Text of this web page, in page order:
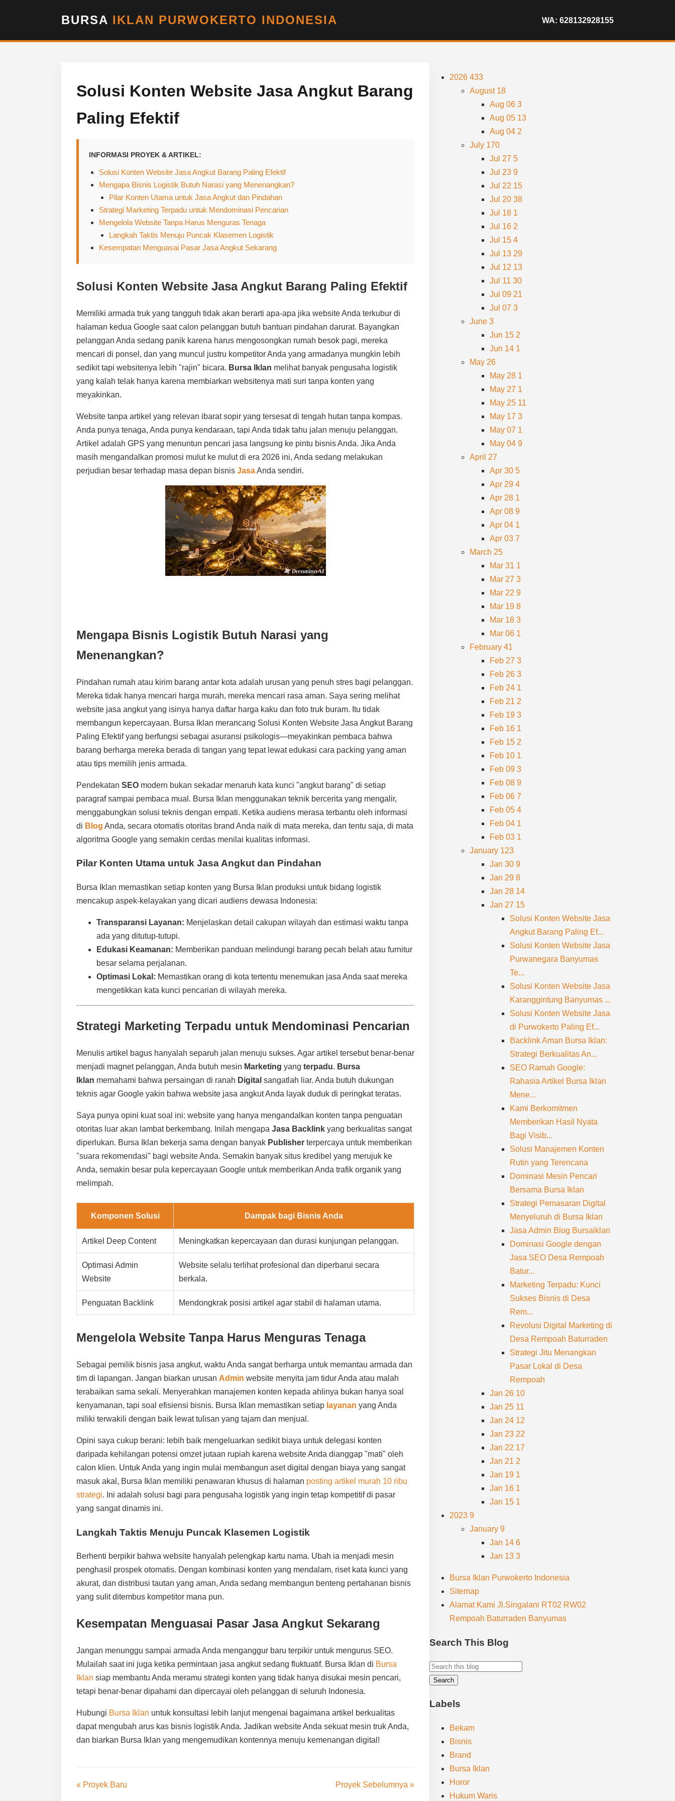
BURSA IKLAN PURWOKERTO INDONESIA WA: 628132928155
Solusi Konten Website Jasa Angkut Barang
Paling Efektif
INFORMASI PROYEK & ARTIKEL:
Solusi Konten Website Jasa Angkut Barang Paling Efektif
Mengapa Bisnis Logistik Butuh Narasi yang Menenangkan?
Pilar Konten Utama untuk Jasa Angkut dan Pindahan
Strategi Marketing Terpadu untuk Mendominasi Pencarian
Mengelola Website Tanpa Harus Menguras Tenaga
Langkah Taktis Menuju Puncak Klasemen Logistik
Kesempatan Menguasai Pasar Jasa Angkut Sekarang
Solusi Konten Website Jasa Angkut Barang Paling Efektif
Memiliki armada truk yang tangguh tidak akan berarti apa-apa jika website Anda terkubur di
halaman kedua Google saat calon pelanggan butuh bantuan pindahan darurat. Bayangkan
pelanggan Anda sedang panik karena harus mengosongkan rumah besok pagi, mereka
mencari di ponsel, dan yang muncul justru kompetitor Anda yang armadanya mungkin lebih
sedikit tapi websitenya lebih "rajin" bicara. Bursa Iklan melihat banyak pengusaha logistik
yang kalah telak hanya karena membiarkan websitenya mati suri tanpa konten yang
meyakinkan.
Website tanpa artikel yang relevan ibarat sopir yang tersesat di tengah hutan tanpa kompas.
Anda punya tenaga, Anda punya kendaraan, tapi Anda tidak tahu jalan menuju pelanggan.
Artikel adalah GPS yang menuntun pencari jasa langsung ke pintu bisnis Anda. Jika Anda
masih mengandalkan promosi mulut ke mulut di era 2026 ini, Anda sedang melakukan
perjudian besar terhadap masa depan bisnis JasaAnda sendiri.
Mengapa Bisnis Logistik Butuh Narasi yang
Menenangkan?
Pindahan rumah atau kirim barang antar kota adalah urusan yang penuh stres bagi pelanggan.
Mereka tidak hanya mencari harga murah, mereka mencari rasa aman. Saya sering melihat
website jasa angkut yang isinya hanya daftar harga kaku dan foto truk buram. Itu tidak
membangun kepercayaan. Bursa Iklan merancang Solusi Konten Website Jasa Angkut Barang
Paling Efektif yang berfungsi sebagai asuransi psikologis—meyakinkan pembaca bahwa
barang berharga mereka berada di tangan yang tepat lewat edukasi cara packing yang aman
atau tips memilih jenis armada.
Pendekatan SEO modern bukan sekadar menaruh kata kunci "angkut barang" di setiap
paragraf sampai pembaca mual. Bursa Iklan menggunakan teknik bercerita yang mengalir,
menggabungkan solusi teknis dengan empati. Ketika audiens merasa terbantu oleh informasi
di Blog Anda, secara otomatis otoritas brand Anda naik di mata mereka, dan tentu saja, di mata
algoritma Google yang semakin cerdas menilai kualitas informasi.
Pilar Konten Utama untuk Jasa Angkut dan Pindahan
Bursa Iklan memastikan setiap konten yang Bursa Iklan produksi untuk bidang logistik
mencakup aspek-kelayakan yang dicari audiens dewasa Indonesia:
Transparansi Layanan: Menjelaskan detail cakupan wilayah dan estimasi waktu tanpa
ada yang ditutup-tutupi.
Edukasi Keamanan: Memberikan panduan melindungi barang pecah belah atau furnitur
besar selama perjalanan.
Optimasi Lokal: Memastikan orang di kota tertentu menemukan jasa Anda saat mereka
mengetikkan kata kunci pencarian di wilayah mereka.
Strategi Marketing Terpadu untuk Mendominasi Pencarian
Menulis artikel bagus hanyalah separuh jalan menuju sukses. Agar artikel tersebut benar-benar
menjadi magnet pelanggan, Anda butuh mesin Marketing yang terpadu. Bursa
Iklan memahami bahwa persaingan di ranah Digital sangatlah liar. Anda butuh dukungan
teknis agar Google yakin bahwa website jasa angkut Anda layak duduk di peringkat teratas.
Saya punya opini kuat soal ini: website yang hanya mengandalkan konten tanpa penguatan
otoritas luar akan lambat berkembang. Inilah mengapa Jasa Backlink yang berkualitas sangat
diperlukan. Bursa Iklan bekerja sama dengan banyak Publisher terpercaya untuk memberikan
"suara rekomendasi" bagi website Anda. Semakin banyak situs kredibel yang merujuk ke
Anda, semakin besar pula kepercayaan Google untuk memberikan Anda trafik organik yang
melimpah.
Komponen Solusi Dampak bagi Bisnis Anda
Artikel Deep Content Meningkatkan kepercayaan dan durasi kunjungan pelanggan.
Optimasi Admin
Website
Website selalu terlihat profesional dan diperbarui secara
berkala.
Penguatan Backlink Mendongkrak posisi artikel agar stabil di halaman utama.
Mengelola Website Tanpa Harus Menguras Tenaga
Sebagai pemilik bisnis jasa angkut, waktu Anda sangat berharga untuk memantau armada dan
tim di lapangan. Jangan biarkan urusan Admin website menyita jam tidur Anda atau malah
terabaikan sama sekali. Menyerahkan manajemen konten kepada ahlinya bukan hanya soal
kenyamanan, tapi soal efisiensi bisnis. Bursa Iklan memastikan setiap layanan yang Anda
miliki terwakili dengan baik lewat tulisan yang tajam dan menjual.
Opini saya cukup berani: lebih baik mengeluarkan sedikit biaya untuk delegasi konten
daripada kehilangan potensi omzet jutaan rupiah karena website Anda dianggap "mati" oleh
calon klien. Untuk Anda yang ingin mulai membangun aset digital dengan biaya yang sangat
masuk akal, Bursa Iklan memiliki penawaran khusus di halaman posting artikel murah 10 ribu
strategi. Ini adalah solusi bagi para pengusaha logistik yang ingin tetap kompetitif di pasar
yang sangat dinamis ini.
Langkah Taktis Menuju Puncak Klasemen Logistik
Berhenti berpikir bahwa website hanyalah pelengkap kartu nama. Ubah ia menjadi mesin
penghasil prospek otomatis. Dengan kombinasi konten yang mendalam, riset kata kunci yang
akurat, dan distribusi tautan yang aman, Anda sedang membangun benteng pertahanan bisnis
yang sulit ditembus kompetitor mana pun.
Kesempatan Menguasai Pasar Jasa Angkut Sekarang
Jangan menunggu sampai armada Anda menganggur baru terpikir untuk mengurus SEO.
Mulailah saat ini juga ketika permintaan jasa angkut sedang fluktuatif. Bursa Iklan di Bursa
Iklan siap membantu Anda meramu strategi konten yang tidak hanya disukai mesin pencari,
tetapi benar-benar dipahami dan dipercayai oleh pelanggan di seluruh Indonesia.
Hubungi Bursa Iklan untuk konsultasi lebih lanjut mengenai bagaimana artikel berkualitas
dapat mengubah arus kas bisnis logistik Anda. Jadikan website Anda sekuat mesin truk Anda,
dan biarkan Bursa Iklan yang mengemudikan kontennya menuju kemenangan digital!
« Proyek Baru Proyek Sebelumnya »
2026433
August 18
Aug 063
Aug 05 13
Aug 04 2
July 170
Jul 275
Jul 239
Jul 22 15
Jul 2038
Jul 18 1
Jul 16 2
Jul 154
Jul 13 29
Jul 12 13
Jul 1130
Jul 09 21
Jul 073
June3
Jun 15 2
Jun 14 1
May 26
May 28 1
May 27 1
May 25 11
May 173
May 07 1
May 049
April 27
Apr 305
Apr 294
Apr 28 1
Apr 089
Apr 04 1
Apr 037
March 25
Mar 31 1
Mar 273
Mar 229
Mar 198
Mar 183
Mar 06 1
February41
Feb 273
Feb 263
Feb 24 1
Feb 21 2
Feb 193
Feb 16 1
Feb 15 2
Feb 10 1
Feb 093
Feb 089
Feb 067
Feb 054
Feb 04 1
Feb 03 1
January 123
Jan 309
Jan 298
Jan 28 14
Jan 27 15
Solusi Konten Website Jasa
Angkut Barang Paling Ef...
Solusi Konten Website Jasa
Purwanegara Banyumas
Te...
Solusi Konten Website Jasa
Karanggintung Banyumas ...
Solusi Konten Website Jasa
di Purwokerto Paling Ef...
Backlink Aman Bursa Iklan:
Strategi Berkualitas An...
SEO Ramah Google:
Rahasia Artikel Bursa Iklan
Mene...
Kami Berkomitmen
Memberikan Hasil Nyata
Bagi Visib...
Solusi Manajemen Konten
Rutin yang Terencana
Dominasi Mesin Pencari
Bersama Bursa Iklan
Strategi Pemasaran Digital
Menyeluruh di Bursa Iklan
Jasa Admin Blog Bursaiklan
Dominasi Google dengan
Jasa SEO Desa Rempoah
Batur...
Marketing Terpadu: Kunci
Sukses Bisnis di Desa
Rem...
Revolusi Digital Marketing di
Desa Rempoah Baturraden
Strategi Jitu Menangkan
Pasar Lokal di Desa
Rempoah
Jan 26 10
Jan 25 11
Jan 24 12
Jan 23 22
Jan 22 17
Jan 21 2
Jan 19 1
Jan 16 1
Jan 15 1
20239
January9
Jan 146
Jan 133
Bursa Iklan Purwokerto Indonesia
Sitemap
Alamat Kami Jl.Singalani RT02 RW02
Rempoah Baturraden Banyumas
Search This Blog
Labels
Bekam
Bisnis
Brand
Bursa Iklan
Horor
Hukum Waris